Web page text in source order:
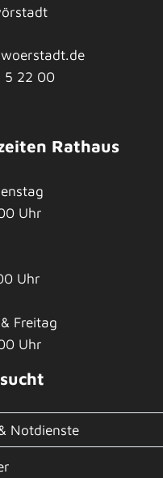
5 22 00
Rathaus
Uhr
Uhr
Freitag
Uhr
Notdienste